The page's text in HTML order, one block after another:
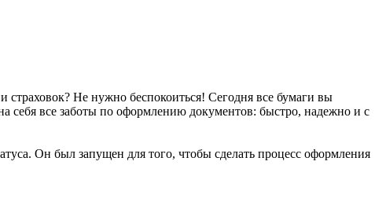
страховок? Не нужно беспокоиться! Сегодня все бумаги вы
себя все заботы по оформлению документов: быстро, надежно и с
Он был запущен для того, чтобы сделать процесс оформления